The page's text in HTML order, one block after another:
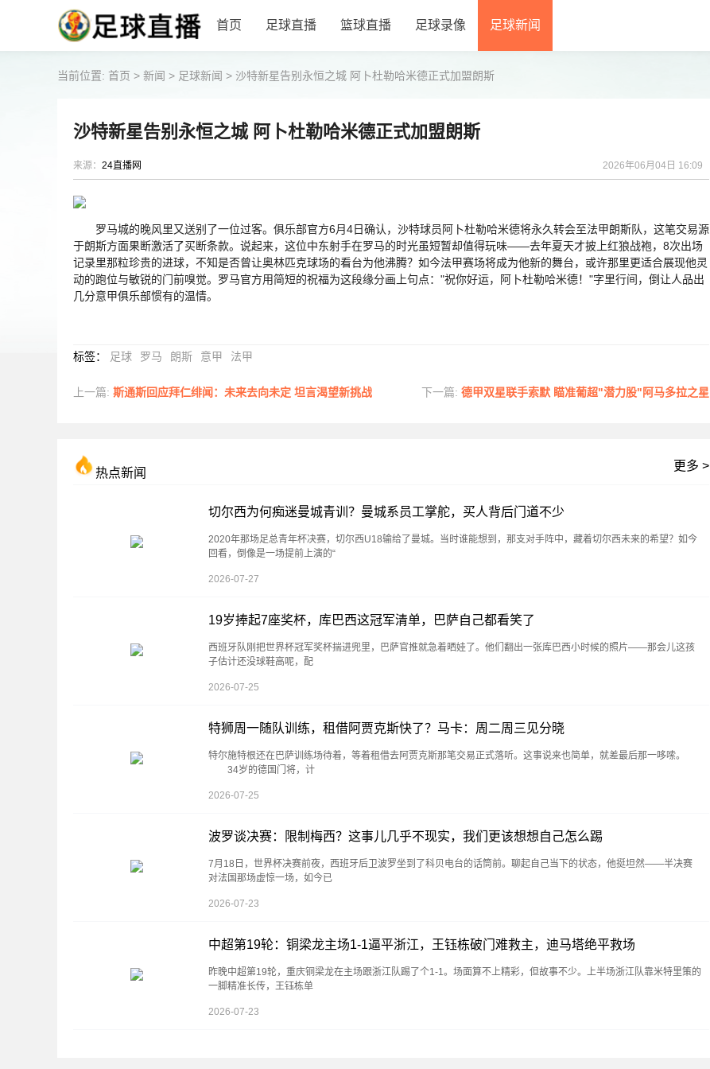
首页 足球直播 篮球直播 足球录像 足球新闻
当前位置: 首页 > 新闻 > 足球新闻 > 沙特新星告别永恒之城 阿卜杜勒哈米德正式加盟朗斯
沙特新星告别永恒之城 阿卜杜勒哈米德正式加盟朗斯
来源： 24直播网 2026年06月04日 16:09
罗马城的晚风里又送别了一位过客。俱乐部官方6月4日确认，沙特球员阿卜杜勒哈米德将永久转会至法甲朗斯队，这笔交易源
于朗斯方面果断激活了买断条款。说起来，这位中东射手在罗马的时光虽短暂却值得玩味——去年夏天才披上红狼战袍，8次出场
记录里那粒珍贵的进球，不知是否曾让奥林匹克球场的看台为他沸腾？如今法甲赛场将成为他新的舞台，或许那里更适合展现他灵
动的跑位与敏锐的门前嗅觉。罗马官方用简短的祝福为这段缘分画上句点："祝你好运，阿卜杜勒哈米德！"字里行间，倒让人品出
几分意甲俱乐部惯有的温情。
标签： 足球 罗马 朗斯 意甲 法甲
上一篇: 斯通斯回应拜仁绯闻：未来去向未定 坦言渴望新挑战 下一篇: 德甲双星联手索默 瞄准葡超"潜力股"阿马多拉之星
热点新闻
更多 >
切尔西为何痴迷曼城青训？曼城系员工掌舵，买人背后门道不少
2020年那场足总青年杯决赛，切尔西U18输给了曼城。当时谁能想到，那支对手阵中，藏着切尔西未来的希望？如今
回看，倒像是一场提前上演的“
2026-07-27
19岁捧起7座奖杯，库巴西这冠军清单，巴萨自己都看笑了
西班牙队刚把世界杯冠军奖杯揣进兜里，巴萨官推就急着晒娃了。他们翻出一张库巴西小时候的照片——那会儿这孩
子估计还没球鞋高呢，配
2026-07-25
特狮周一随队训练，租借阿贾克斯快了？马卡：周二周三见分晓
特尔施特根还在巴萨训练场待着，等着租借去阿贾克斯那笔交易正式落听。这事说来也简单，就差最后那一哆嗦。
34岁的德国门将，计
2026-07-25
波罗谈决赛：限制梅西？这事儿几乎不现实，我们更该想想自己怎么踢
7月18日，世界杯决赛前夜，西班牙后卫波罗坐到了科贝电台的话筒前。聊起自己当下的状态，他挺坦然——半决赛
对法国那场虚惊一场，如今已
2026-07-23
中超第19轮：铜梁龙主场1-1逼平浙江，王钰栋破门难救主，迪马塔绝平救场
昨晚中超第19轮，重庆铜梁龙在主场跟浙江队踢了个1-1。场面算不上精彩，但故事不少。上半场浙江队靠米特里策的
一脚精准长传，王钰栋单
2026-07-23